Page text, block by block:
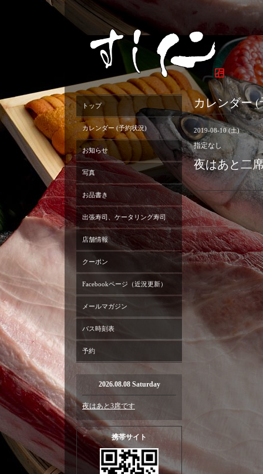
カレンダー
2019-08-10 (土)
指定なし
夜はあと二
トップ
カレンダー (予約状況)
お知らせ
写真
お品書き
出張寿司、ケータリング寿司
店舗情報
クーポン
Facebookページ（近況更新）
メールマガジン
バス時刻表
予約
2026.08.08 Saturday
夜はあと3席です
携帯サイト